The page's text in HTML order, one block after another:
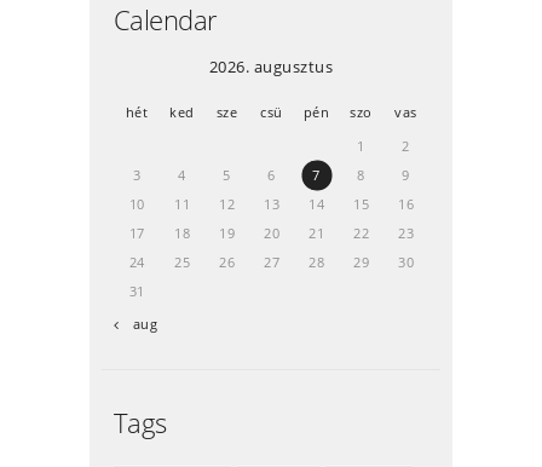
Calendar
2026. augusztus
hét ked sze csü pén szo
vas
1
2
3
4 5 6 7 8
9
10
11 12 13 14 15
16
17
18 19 20 21 22
23
24
25 26 27 28 29
30
31
« aug
Tags